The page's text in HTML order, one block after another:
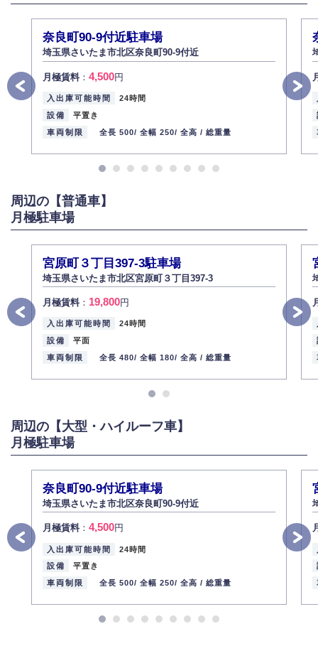
弊社は取り扱う個人情報の外部への漏洩を防止し、その利用目的に応じて
適切かつ安全に管理します。
4.個人情報の第三者提供
法的義務など正当な理由に基づく要請があった場合を除き、お客様の個人
情報をご本人の同意なく第三者に提供いたしません。
5.個人情報の開示・訂正・削除
お客様ご本人から自己の個人情報開示の請求があった場合、すみやかに開
ん）。
また、個人情報の内容に誤りがあり、ご本人から訂正・追加・削除の請求
6.個人情報管理の社内教育
弊社社員全員が、個人情報の取り扱いについての重要性を理解し、より適
切に管理するよう社内教育を実施してまいります。
代表取締役社長 野口 幸男
奈良町90‐9付近駐車場
埼玉県さいたま市北区奈良町90‐9付近
月極賃料： 4,500円
入出庫可能時間
24時間
設備
平置き
車両制限
全長 500/ 全幅 250/ 全高 / 総重量
周辺の【普通車】
月極駐車場
宮原町３丁目397-3駐車場
埼玉県さいたま市北区宮原町３丁目397-3
月極賃料： 19,800円
入出庫可能時間
24時間
設備
平面
車両制限
全長 480/ 全幅 180/ 全高 / 総重量
周辺の【大型・ハイルーフ車】
月極駐車場
奈良町90‐9付近駐車場
埼玉県さいたま市北区奈良町90‐9付近
月極賃料： 4,500円
入出庫可能時間
24時間
設備
平置き
車両制限
全長 500/ 全幅 250/ 全高 / 総重量